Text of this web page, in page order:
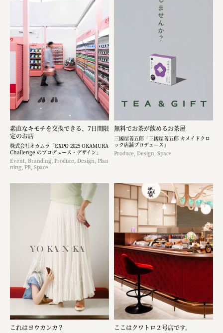
素直なキモチを交換できる、7日間限
定のお店
株式会社オカムラ「EXPO 2025 OKAMURA
Challenge のプロデュース・デザイン」
Event, Branding, Produce, Design, Plan
ning, PR, Space
無料でお茶が飲めるお茶屋
三國屋善五郎「三國屋善五郎 カメイドクロ
ック店舗プロデュース」
Produce, Design, Space
これはヨウカンカ？ ここはクワトロ２号店です。